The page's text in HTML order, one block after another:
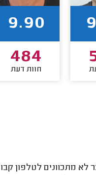
9.90
484
חוות דעת
לא מתכוונים לטלפון